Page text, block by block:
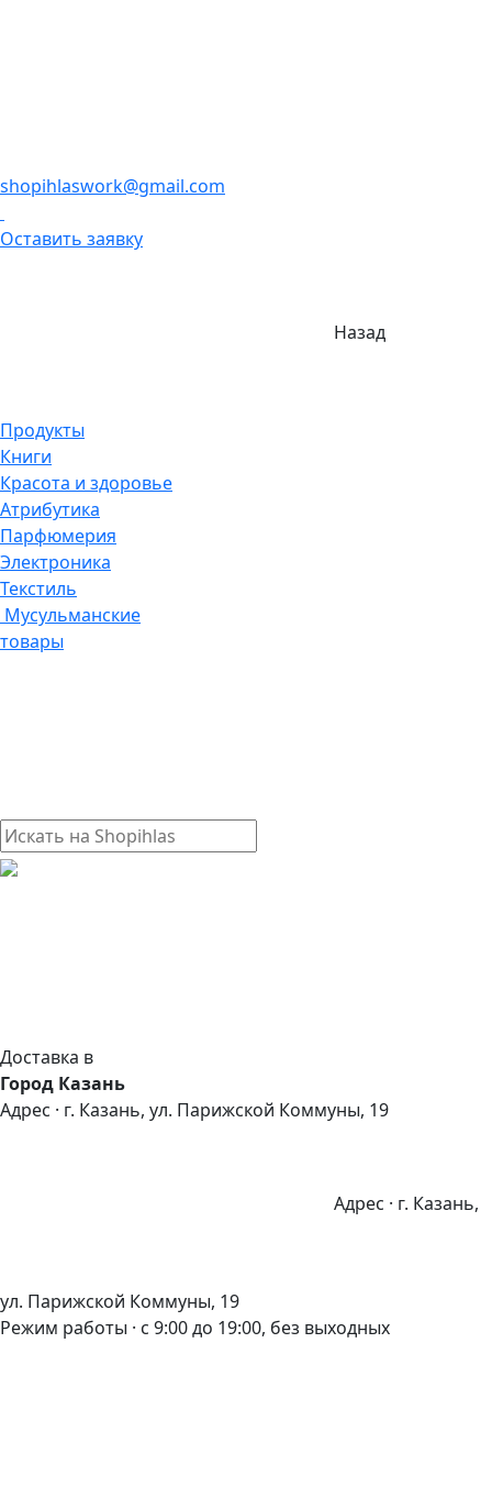
shopihlaswork@gmail.com
Оставить заявку
Назад
Продукты
Книги
Красота и здоровье
Атрибутика
Парфюмерия
Электроника
Текстиль
Мусульманские
товары
Доставка в
Город Казань
Адрес · г. Казань, ул. Парижской Коммуны, 19
Адрес · г. Казань,
ул. Парижской Коммуны, 19
Режим работы · с 9:00 до 19:00, без выходных